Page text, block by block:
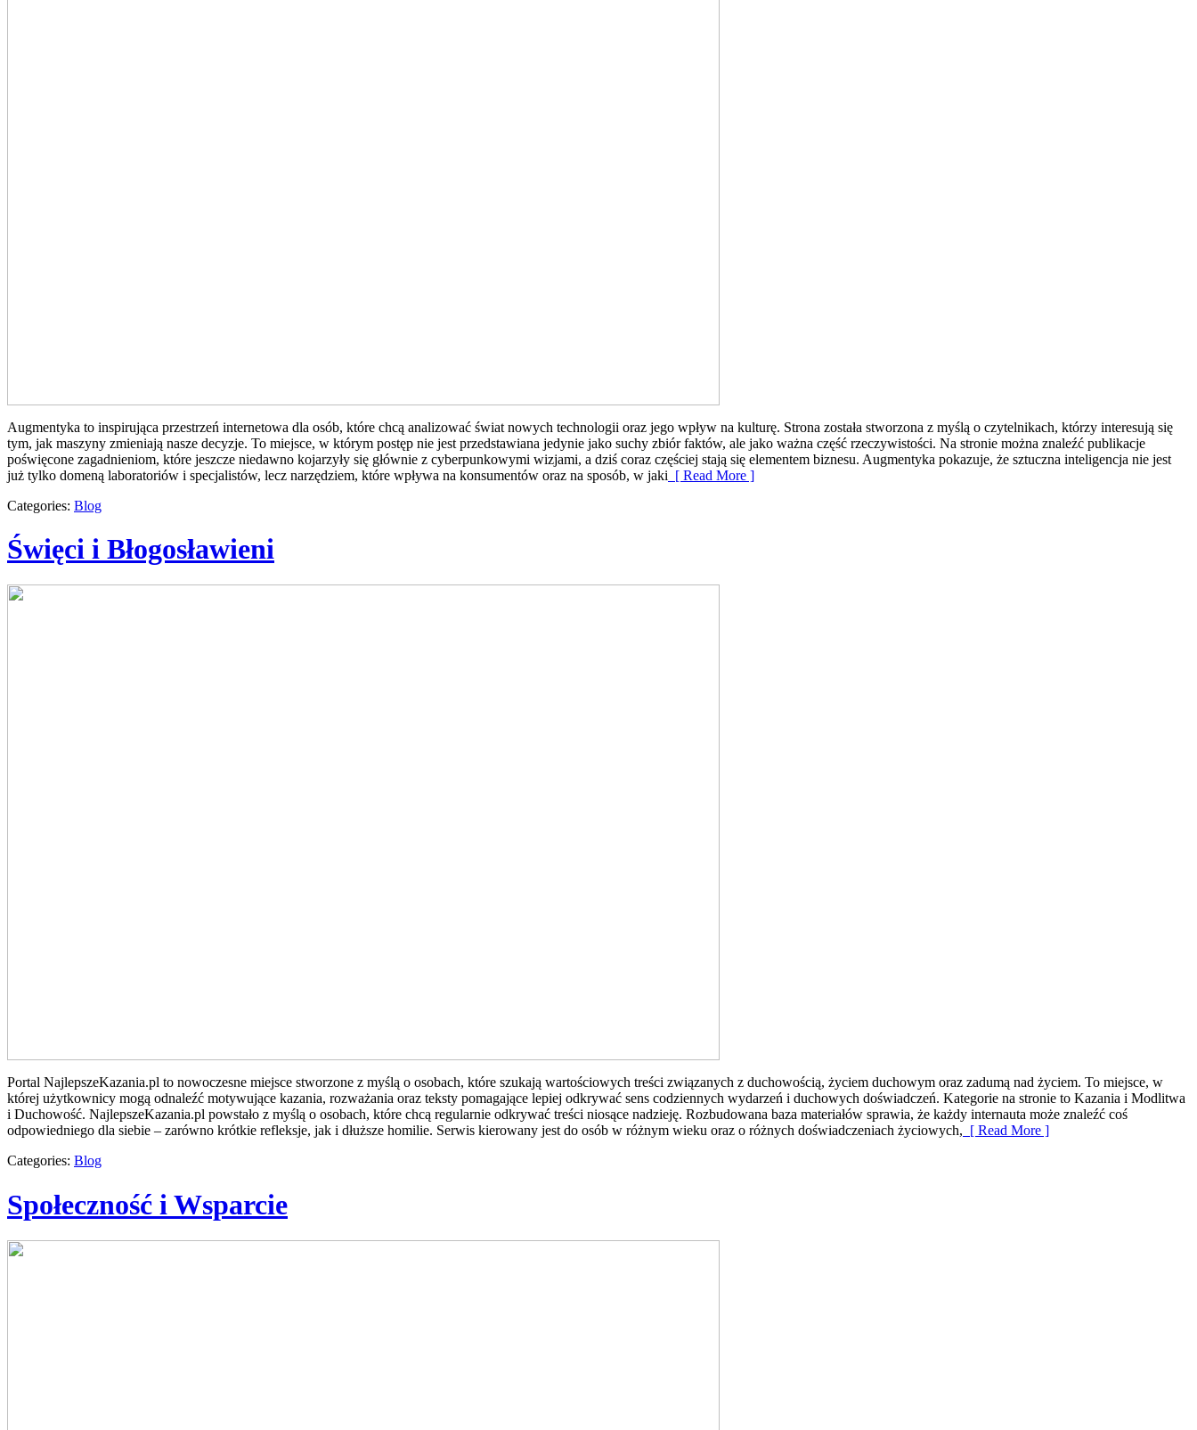
Augmentyka to inspirująca przestrzeń internetowa dla osób, które chcą analizować świat nowych technologii oraz jego wpływ na kulturę. Strona została stworzona z myślą o czytelnikach, którzy interesują się
tym, jak maszyny zmieniają nasze decyzje. To miejsce, w którym postęp nie jest przedstawiana jedynie jako suchy zbiór faktów, ale jako ważna część rzeczywistości. Na stronie można znaleźć publikacje
poświęcone zagadnieniom, które jeszcze niedawno kojarzyły się głównie z cyberpunkowymi wizjami, a dziś coraz częściej stają się elementem biznesu. Augmentyka pokazuje, że sztuczna inteligencja nie jest
już tylko domeną laboratoriów i specjalistów, lecz narzędziem, które wpływa na konsumentów oraz na sposób, w jaki [ Read More ]
Categories: Blog
Święci i Błogosławieni
Portal NajlepszeKazania.pl to nowoczesne miejsce stworzone z myślą o osobach, które szukają wartościowych treści związanych z duchowością, życiem duchowym oraz zadumą nad życiem. To miejsce, w
której użytkownicy mogą odnaleźć motywujące kazania, rozważania oraz teksty pomagające lepiej odkrywać sens codziennych wydarzeń i duchowych doświadczeń. Kategorie na stronie to Kazania i Modlitwa
i Duchowość. NajlepszeKazania.pl powstało z myślą o osobach, które chcą regularnie odkrywać treści niosące nadzieję. Rozbudowana baza materiałów sprawia, że każdy internauta może znaleźć coś
odpowiedniego dla siebie – zarówno krótkie refleksje, jak i dłuższe homilie. Serwis kierowany jest do osób w różnym wieku oraz o różnych doświadczeniach życiowych, [ Read More ]
Categories: Blog
Społeczność i Wsparcie